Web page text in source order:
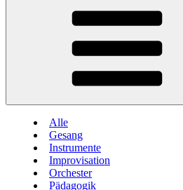
Alle
Gesang
Instrumente
Improvisation
Orchester
Pädagogik